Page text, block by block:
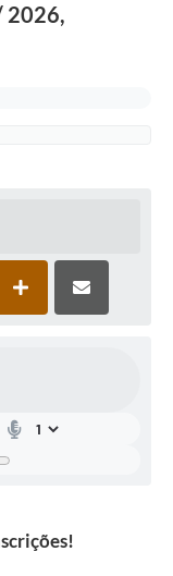
2026,